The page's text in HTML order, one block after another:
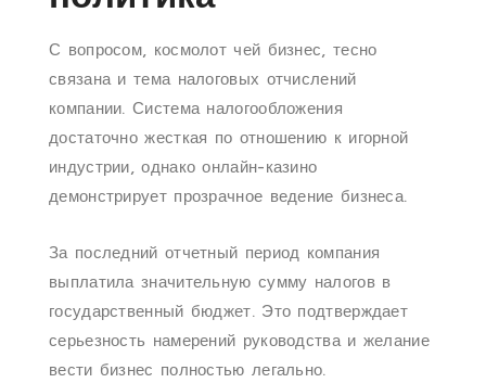
С вопросом, космолот чей бизнес, тесно
связана и тема налоговых отчислений
компании. Система налогообложения
достаточно жесткая по отношению к игорной
индустрии, однако онлайн-казино
демонстрирует прозрачное ведение бизнеса.
За последний отчетный период компания
выплатила значительную сумму налогов в
государственный бюджет. Это подтверждает
серьезность намерений руководства и желание
вести бизнес полностью легально.